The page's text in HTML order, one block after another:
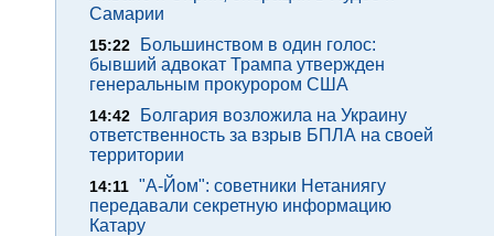
Самарии
15:22
Большинством в один голос:
бывший адвокат Трампа утвержден
генеральным прокурором США
14:42
Болгария возложила на Украину
ответственность за взрыв БПЛА на своей
территории
14:11 "А-Йом": советники Нетаниягу
передавали секретную информацию
Катару